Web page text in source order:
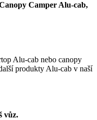
Camper Alu-cab,
Alu-cab nebo canopy
produkty Alu-cab v naší
vůz.